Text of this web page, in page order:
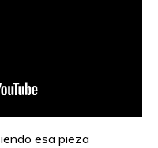
esa pieza